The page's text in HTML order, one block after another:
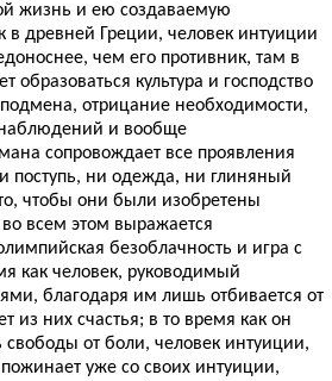
жизнь и ею создаваемую
в древней Греции, человек интуиции
чем его противник, там в
образоваться культура и господство
отрицание необходимости,
и вообще
сопровождает все проявления
поступь, ни одежда, ни глиняный
чтобы они были изобретены
всем этом выражается
безоблачность и игра с
как человек, руководимый
благодаря им лишь отбивается от
из них счастья; в то время как он
свободы от боли, человек интуиции,
пожинает уже со своих интуиции,